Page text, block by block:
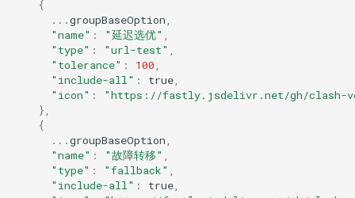
{
...groupBaseOption,
"name" : "延迟选优" ,
"type" : "url-test" ,
"tolerance" : 100,
"include-all" : true,
"icon" :
"https://fastly.jsdelivr.net/gh/clash-
},
{
...groupBaseOption,
"name" : "故障转移" ,
"type" : "fallback" ,
"include-all" : true,